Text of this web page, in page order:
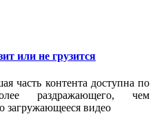
или не грузится
часть контента доступна по
раздражающего, чем
загружающееся видео